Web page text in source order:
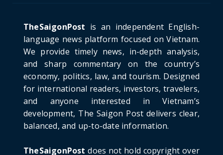
Project: An Analysi...
June 21, 2026
HOTNEWS
Detailed Analysis of the Cooling-off Period
Law in Timeshare...
June 21, 2026
HOTNEWS
Prime Minister Lê Minh Hưng’s Visit to
Russia: A New Step Fo...
TheSaigonPost is an independent English-
language news platform focused on Vietnam.
We provide timely news, in-depth analysis,
and sharp commentary on the country’s
economy, politics, law, and tourism. Designed
for international readers, investors, travelers,
and anyone interested in Vietnam’s
development, The Saigon Post delivers clear,
balanced, and up-to-date information.
TheSaigonPost does not hold copyright over